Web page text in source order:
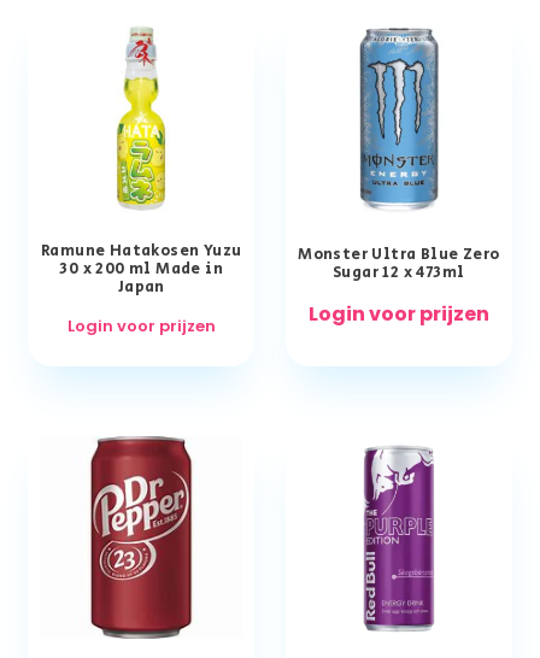
Ramune Hatakosen Yuzu
30 x 200 ml Made in
Japan
Login voor prijzen
Monster Ultra Blue Zero
Sugar 12 x 473ml
Login voor prijzen